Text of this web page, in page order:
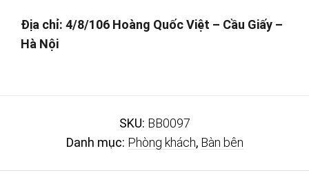
Địa chỉ: 4/8/106 Hoàng Quốc Việt – Cầu Giấy –
Hà Nội
SKU: BB0097
Danh mục: Phòng khách, Bàn bên